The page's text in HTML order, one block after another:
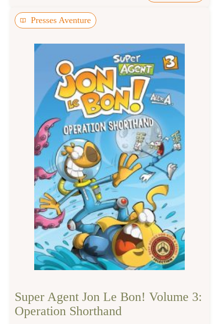
Presses Aventure
Super Agent Jon Le Bon! Volume 3:
Operation Shorthand